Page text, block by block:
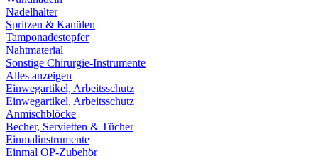
Nadelhalter
Spritzen & Kanülen
Tamponadestopfer
Nahtmaterial
Sonstige Chirurgie-Instrumente
Alles anzeigen
Einwegartikel, Arbeitsschutz
Einwegartikel, Arbeitsschutz
Anmischblöcke
Becher, Servietten & Tücher
Einmalinstrumente
Einmal OP-Zubehör